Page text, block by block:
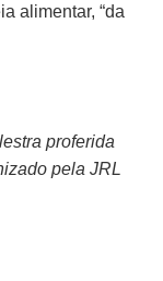
alimentar, “da
proferida
pela JRL